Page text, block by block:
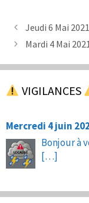
Jeudi 6 Mai 2021
Mardi 4 Mai
VIGILANCES
Mercredi 4 juin
Bonjour à
[…]